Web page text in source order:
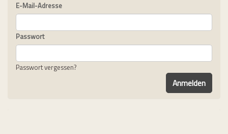
E-Mail-Adresse
Passwort
Passwort vergessen?